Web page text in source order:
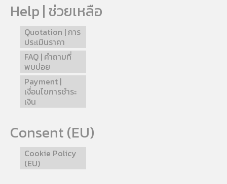
Help | ช่วยเหลือ
Quotation | การ
ประเมินราคา
FAQ | คำถามที่
พบบ่อย
Payment |
เงื่อนไขการชำระ
เงิน
Consent (EU)
Cookie Policy
(EU)